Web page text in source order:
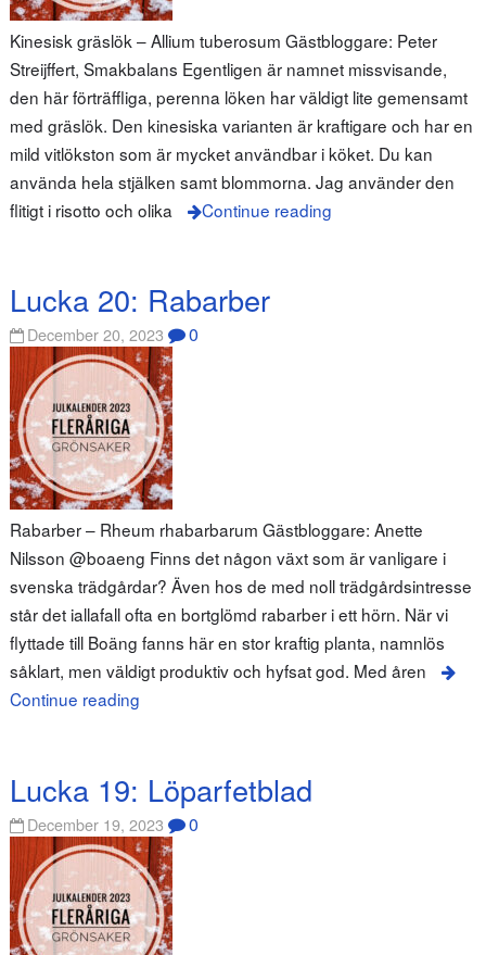
Kinesisk gräslök – Allium tuberosum Gästbloggare: Peter
Streijffert, Smakbalans Egentligen är namnet missvisande,
den här förträffliga, perenna löken har väldigt lite gemensamt
med gräslök. Den kinesiska varianten är kraftigare och har en
mild vitlökston som är mycket användbar i köket. Du kan
använda hela stjälken samt blommorna. Jag använder den
flitigt i risotto och olika
Continue reading
Lucka 20: Rabarber
December 20, 2023 0
Rabarber – Rheum rhabarbarum Gästbloggare: Anette
Nilsson @boaeng Finns det någon växt som är vanligare i
svenska trädgårdar? Även hos de med noll trädgårdsintresse
står det iallafall ofta en bortglömd rabarber i ett hörn. När vi
flyttade till Boäng fanns här en stor kraftig planta, namnlös
såklart, men väldigt produktiv och hyfsat god. Med åren
Continue reading
Lucka 19: Löparfetblad
December 19, 2023 0